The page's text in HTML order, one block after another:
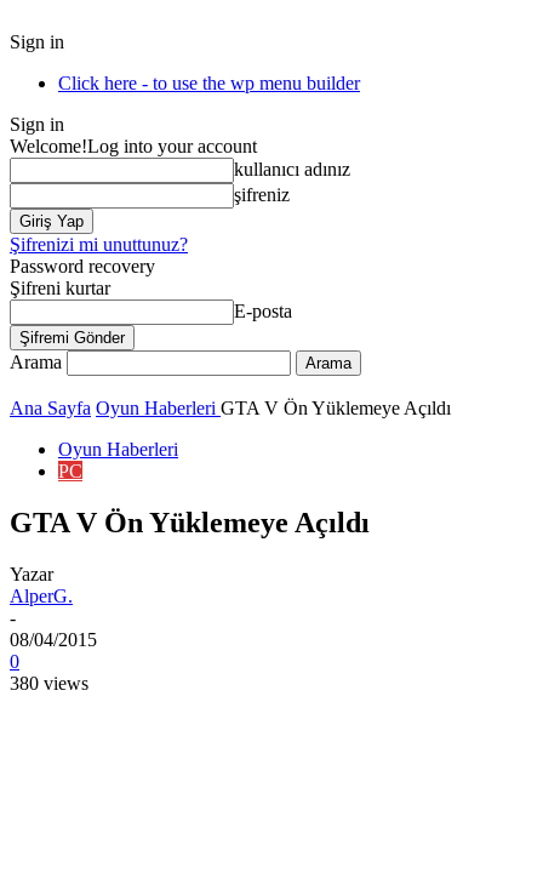
Sign in
Click here - to use the wp menu builder
Sign in
Welcome!Log into your account
kullanıcı adınız
şifreniz
Şifrenizi mi unuttunuz?
Password recovery
Şifreni kurtar
E-posta
Arama
Ana Sayfa Oyun Haberleri GTA V Ön Yüklemeye Açıldı
Oyun Haberleri
PC
GTA V Ön Yüklemeye Açıldı
Yazar
AlperG.
-
08/04/2015
0
380 views